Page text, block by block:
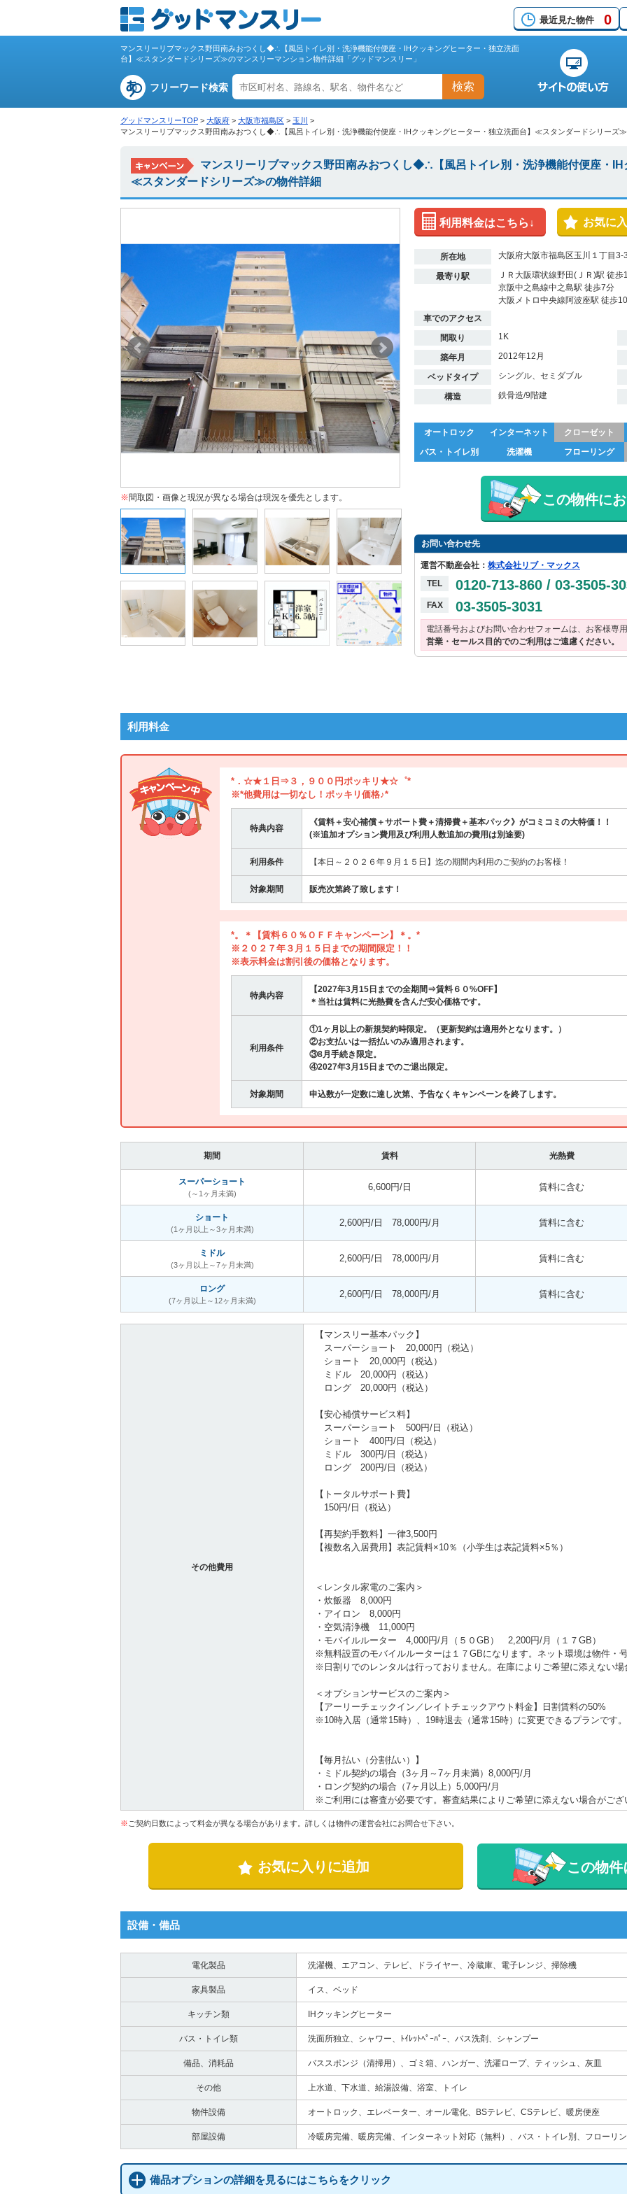
最近見た物件 0
マンスリーリブマックス野田南みおつくし◆∴【風呂トイレ別・洗浄機能付便座・IHクッキングヒーター・独立洗面
台】≪スタンダードシリーズ≫のマンスリーマンション物件詳細「グッドマンスリー」
フリーワード検索 検索
グッドマンスリーTOP > 大阪府 > 大阪市福島区 > 玉川 >
マンスリーリブマックス野田南みおつくし◆∴【風呂トイレ別・洗浄機能付便座・IHクッキングヒーター・独立洗面台】≪スタンダードシリーズ≫
マンスリーリブマックス野田南みおつくし◆∴【風呂トイレ別・洗浄機能付便座・IH
≪スタンダードシリーズ≫の物件詳細
※間取図・画像と現況が異なる場合は現況を優先とします。
利用料金はこちら↓ お気に
所在地 大阪府大阪市福島区玉川１丁目3-
最寄り駅
ＪＲ大阪環状線野田(ＪＲ)駅 徒歩
京阪中之島線中之島駅 徒歩7分
大阪メトロ中央線阿波座駅 徒歩
車でのアクセス
間取り
1K
築年月 2012年12月
ベッドタイプ シングル、セミダブル
構造 鉄骨造/9階建
オートロック インターネット クローゼット
バス・トイレ別
洗濯機 フローリング
この物件に
お問い合わせ先
運営不動産会社： 株式会社リブ・マックス
TEL
0120-713-860 / 03-3505-
FAX 03-3505-3031
電話番号およびお問い合わせフォームは、お客様専用
営業・セールス目的でのご利用はご遠慮ください。
利用料金
*．☆★１日⇒３，９００円ポッキリ★☆゜*
※*他費用は一切なし！ポッキリ価格♪*
特典内容
《賃料＋安心補償＋サポート費＋清掃費＋基本パック》がコミコミの大特価！！
(※追加オプション費用及び利用人数追加の費用は別途要)
利用条件 【本日～２０２６年９月１５日】迄の期間内利用のご契約のお客様！
対象期間 販売次第終了致します！
*。＊【賃料６０％ＯＦＦキャンペーン】＊。*
※２０２７年３月１５日までの期間限定！！
※表示料金は割引後の価格となります。
特典内容
【2027年3月15日までの全期間⇒賃料６０%OFF】
＊当社は賃料に光熱費を含んだ安心価格です。
利用条件
①1ヶ月以上の新規契約時限定。（更新契約は適用外となります。）
②お支払いは一括払いのみ適用されます。
③8月手続き限定。
④2027年3月15日までのご退出限定。
対象期間 申込数が一定数に達し次第、予告なくキャンペーンを終了します。
期間 賃料 光熱費
スーパーショート
(～1ヶ月未満)
6,600円/日 賃料に含む
ショート
(1ヶ月以上～3ヶ月未満)
2,600円/日 78,000円/月 賃料に含む
ミドル
(3ヶ月以上～7ヶ月未満)
2,600円/日 78,000円/月 賃料に含む
ロング
(7ヶ月以上～12ヶ月未満)
2,600円/日 78,000円/月 賃料に含む
その他費用
【マンスリー基本パック】
スーパーショート 20,000円（税込）
ショート 20,000円（税込）
ミドル 20,000円（税込）
ロング 20,000円（税込）
【安心補償サービス料】
スーパーショート 500円/日（税込）
ショート 400円/日（税込）
ミドル 300円/日（税込）
ロング 200円/日（税込）
【トータルサポート費】
150円/日（税込）
【再契約手数料】一律3,500円
【複数名入居費用】表記賃料×10％（小学生は表記賃料×5％）
＜レンタル家電のご案内＞
・炊飯器 8,000円
・アイロン 8,000円
・空気清浄機 11,000円
・モバイルルーター 4,000円/月（５０GB） 2,200円/月（１７GB）
※無料設置のモバイルルーターは１７GBになります。ネット環境は物件・
※日割りでのレンタルは行っておりません。在庫によりご希望に添えない場
＜オプションサービスのご案内＞
【アーリーチェックイン／レイトチェックアウト料金】日割賃料の50%
※10時入居（通常15時）、19時退去（通常15時）に変更できるプランです。
【毎月払い（分割払い）】
・ミドル契約の場合（3ヶ月～7ヶ月未満）8,000円/月
・ロング契約の場合（7ヶ月以上）5,000円/月
※ご利用には審査が必要です。審査結果によりご希望に添えない場合がござ
※ ご契約日数によって料金が異なる場合があります。詳しくは物件の運営会社にお問合せ下さい。
お気に入りに追加 この物件
設備・備品
電化製品 洗濯機、エアコン、テレビ、ドライヤー、冷蔵庫、電子レンジ、掃除機
家具製品 イス、ベッド
キッチン類 IHクッキングヒーター
バス・トイレ類 洗面所独立、シャワー、ﾄｲﾚｯﾄﾍﾟｰﾊﾟｰ、バス洗剤、シャンプー
備品、消耗品 バススポンジ（清掃用）、ゴミ箱、ハンガー、洗濯ロープ、ティッシュ、灰皿
その他 上水道、下水道、給湯設備、浴室、トイレ
物件設備 オートロック、エレベーター、オール電化、BSテレビ、CSテレビ、暖房便座
部屋設備 冷暖房完備、暖房完備、インターネット対応（無料）、バス・トイレ別、フローリ
備品オプションの詳細を見るにはこちらをクリック